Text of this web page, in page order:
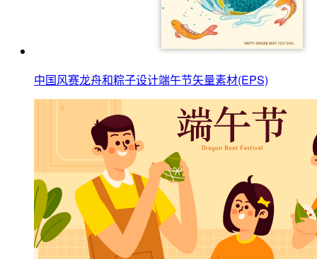
中国风赛龙舟和粽子设计端午节矢量素材(EPS)